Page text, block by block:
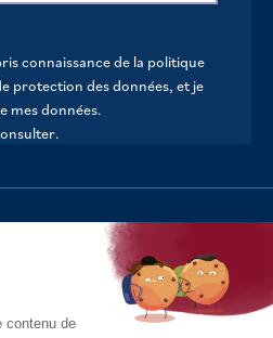
connaissance de la politique
protection des données, et je
mes données.
.
contenu de